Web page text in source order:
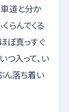
道と分か
らんでくる
ぼ真っすぐ
つ入って、い
ん落ち着い